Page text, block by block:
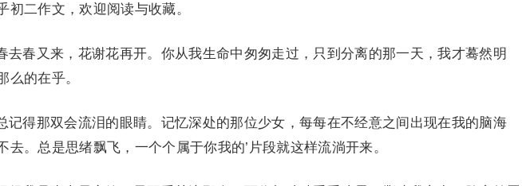
初二作文，欢迎阅读与收藏。
春又来，花谢花再开。你从我生命中匆匆走过，只到分离的那一天，我才蓦然明
么的在乎。
得那双会流泪的眼睛。记忆深处的那位少女，每每在不经意之间出现在我的脑海
去。总是思绪飘飞，一个个属于你我的’片段就这样流淌开来。